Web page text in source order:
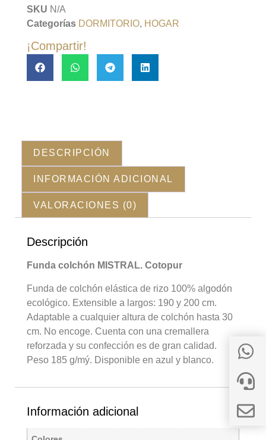
SKU N/A
Categorías DORMITORIO, HOGAR
¡Compartir!
DESCRIPCIÓN
INFORMACIÓN ADICIONAL
VALORACIONES (0)
Descripción
Funda colchón MISTRAL. Cotopur
Funda de colchón elástica de rizo 100% algodón
ecológico. Extensible a largos: 190 y 200 cm.
Adaptable a cualquier altura de colchón hasta 30
cm. No encoge. Cuenta con una cremallera
reforzada y su confección es de gran calidad.
Peso 185 g/mý. Disponible en azul y blanco.
Información adicional